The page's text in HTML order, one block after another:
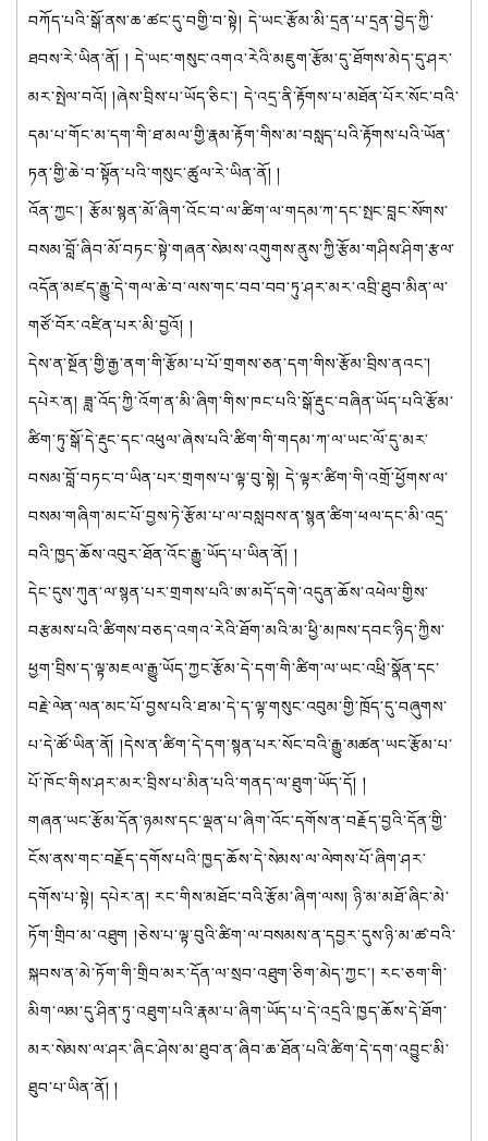
བཀོད་པའི་སྒོ་ནས་ཆ་ཚང་དུ་བགྱི་བ་སྟེ། དེ་ཡང་རྩོམ་མི་དྲན་པ་དྲན་བྱེད་ཀྱི་
ཐབས་རེ་ཡིན་ནོ། ། དེ་ཡང་གསུང་འགའ་རེའི་མཇུག་རྩོམ་དུ་ཐོགས་མེད་དུ་ཤར་
མར་སྤེལ་བའོ། །ཞེས་བྲིས་པ་ཡོད་ཅིང་། དེ་འདྲ་ནི་རྟོགས་པ་མཐོན་པོར་སོང་བའི་
དམ་པ་གོང་མ་དག་གི་ཐ་མལ་གྱི་རྣམ་རྟོག་གིས་མ་བསླད་པའི་རྟོགས་པའི་ཡོན་
ཏན་གྱི་ཆེ་བ་སྟོན་པའི་གསུང་ཚུལ་རེ་ཡིན་ནོ། །
འོན་ཀྱང་། རྩོམ་སྙན་མོ་ཞིག་འོང་བ་ལ་ཚིག་ལ་གདམ་ཀ་དང་སྤང་བླང་སོགས་
བསམ་བློ་ཞིབ་མོ་བཏང་སྟེ་གཞན་སེམས་འགུགས་ནུས་ཀྱི་རྩོམ་གཤིས་ཤིག་རྩལ་
འདོན་མཛད་རྒྱུ་དེ་གལ་ཆེ་བ་ལས་གང་བབ་བབ་ཏུ་ཤར་མར་འབྲི་ཐུབ་མིན་ལ་
གཙོ་བོར་འཛིན་པར་མི་བྱའོ། །
དེས་ན་སྔོན་གྱི་རྒྱ་ནག་གི་རྩོམ་པ་པོ་གྲགས་ཅན་དག་གིས་རྩོམ་བྲིས་ནའང་།
དཔེར་ན། ཟླ་འོད་ཀྱི་འོག་ན་མི་ཞིག་གིས་ཁང་པའི་སྒོ་རྡུང་བཞིན་ཡོད་པའི་རྩོམ་
ཚིག་ཏུ་སྒོ་དེ་རྡུང་དང་འཕུལ་ཞེས་པའི་ཚིག་གི་གདམ་ཀ་ལ་ཡང་ལོ་དུ་མར་
བསམ་བློ་བཏང་བ་ཡིན་པར་གྲགས་པ་ལྟ་བུ་སྟེ། དེ་ལྟར་ཚིག་གི་འགྲོ་ཕྱོགས་ལ་
བསམ་གཞིག་མང་པོ་བྱས་ཏེ་རྩོམ་པ་ལ་བསླབས་ན་སྙན་ཚིག་ཕལ་དང་མི་འདྲ་
བའི་ཁྱད་ཆོས་འབུར་ཐོན་འོང་རྒྱུ་ཡོད་པ་ཡིན་ནོ། །
དེང་དུས་ཀུན་ལ་སྙན་པར་གྲགས་པའི་ཨ་མདོ་དགེ་འདུན་ཆོས་འཕེལ་གྱིས་
བརྩམས་པའི་ཚིགས་བཅད་འགའ་རེའི་ཐོག་མའི་མ་ཕྱི་མཁས་དབང་ཉིད་ཀྱིས་
ཕྱག་བྲིས་ད་ལྟ་མཇལ་རྒྱུ་ཡོད་ཀྱང་རྩོམ་དེ་དག་གི་ཚིག་ལ་ཡང་འཕྲི་སྣོན་དང་
བརྗེ་ལེན་ལན་མང་པོ་བྱས་པའི་ཐ་མ་དེ་ད་ལྟ་གསུང་འབུམ་གྱི་ཁྲོད་དུ་བཞུགས་
པ་དེ་ཚོ་ཡིན་ནོ། །དེས་ན་ཚིག་དེ་དག་སྙན་པར་སོང་བའི་རྒྱུ་མཚན་ཡང་རྩོམ་པ་
པོ་ཁོང་གིས་ཤར་མར་བྲིས་པ་མིན་པའི་གནད་ལ་ཐུག་ཡོད་དོ། །
གཞན་ཡང་རྩོམ་དོན་ཉམས་དང་ལྡན་པ་ཞིག་འོང་དགོས་ན་བརྗོད་བྱའི་དོན་གྱི་
ངོས་ནས་གང་བརྗོད་དགོས་པའི་ཁྱད་ཆོས་དེ་སེམས་ལ་ལེགས་པོ་ཞིག་ཤར་
དགོས་པ་སྟེ། དཔེར་ན། རང་གིས་མཐོང་བའི་རྩོམ་ཞིག་ལས། ཉི་མ་མཐོ་ཞིང་མེ་
ཏོག་གྲིབ་མ་འཐུག །ཅེས་པ་ལྟ་བུའི་ཚིག་ལ་བསམས་ན་དབྱར་དུས་ཉི་མ་ཚ་བའི་
སྐབས་ན་མེ་ཏོག་གི་གྲིབ་མར་དོན་ལ་སྲབ་འཐུག་ཅིག་མེད་ཀྱང་། རང་ཅག་གི་
མིག་ལམ་དུ་ཤིན་ཏུ་འཐུག་པའི་རྣམ་པ་ཞིག་ཡོད་པ་དེ་འདྲའི་ཁྱད་ཆོས་དེ་ཐོག་
མར་སེམས་ལ་ཤར་ཞིང་ཤེས་མ་ཐུབ་ན་ཞིབ་ཆ་ཐོན་པའི་ཚིག་དེ་དག་འབྱུང་མི་
ཐུབ་པ་ཡིན་ནོ། །